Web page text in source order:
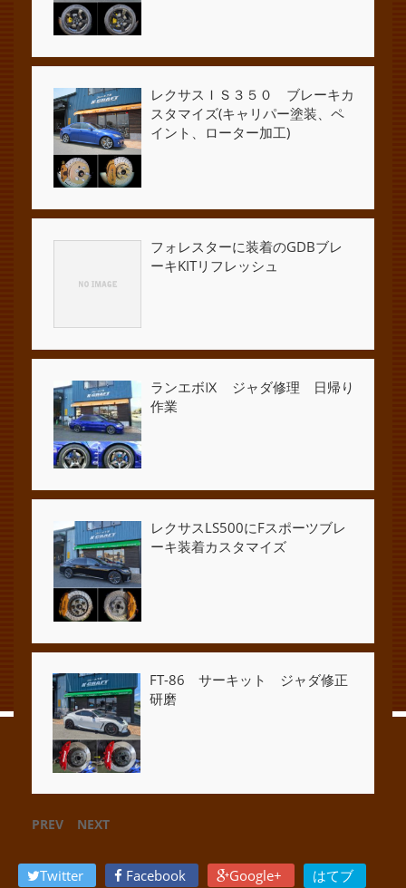
レクサスＩＳ３５０ ブレーキカ
スタマイズ(キャリパー塗装、ペ
イント、ローター加工)
フォレスターに装着のGDBブレ
ーキKITリフレッシュ
ランエボⅨ ジャダ修理 日帰り
作業
レクサスLS500にFスポーツブレ
ーキ装着カスタマイズ
FT-86 サーキット ジャダ修正
研磨
PREV NEXT
Twitter Facebook Google+ はてブ